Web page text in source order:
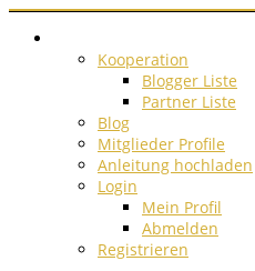
Kooperation
Blogger Liste
Partner Liste
Blog
Mitglieder Profile
Anleitung hochladen
Login
Mein Profil
Abmelden
Registrieren